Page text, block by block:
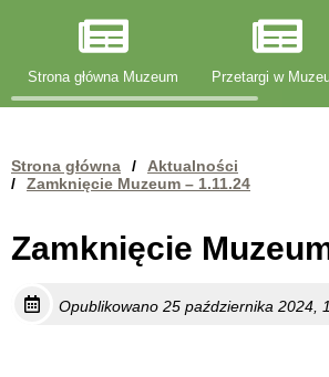
Strona główna Muzeum Przetargi w
Strona główna /
Aktualności
/
Zamknięcie Muzeum – 1.11.24
Zamknięcie
Opublikowano 25 października 2024,